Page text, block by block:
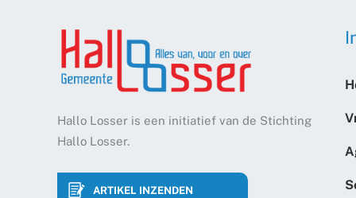
Hallo Losser is een initiatief van de Stichting
Hallo Losser.
ARTIKEL INZENDEN